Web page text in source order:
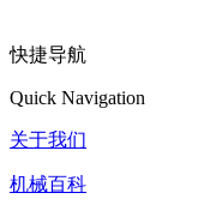
快捷导航
Quick Navigation
关于我们
机械百科